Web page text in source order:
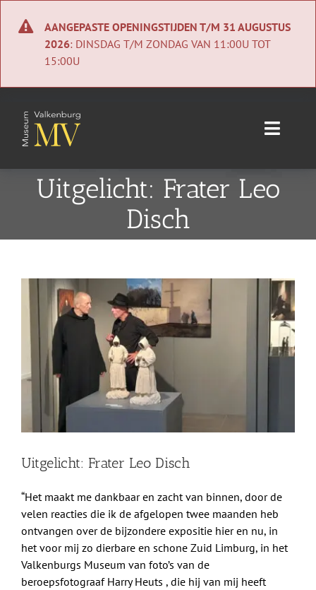
naar
AANGEPASTE OPENINGSTIJDEN T/M 31 AUGUSTUS
2026: DINSDAG T/M ZONDAG VAN 11:00U TOT
15:00U
Toggle
Home
Collectie
Shop
Over Ons
BEZOEK
Uitgelicht: Frater Leo
Disch
Bekijk
grotere
afbeelding
Uitgelicht: Frater Leo Disch
“Het maakt me dankbaar en zacht van binnen, door de
velen reacties die ik de afgelopen twee maanden heb
ontvangen over de bijzondere expositie hier en nu, in
het voor mij zo dierbare en schone Zuid Limburg, in het
Valkenburgs Museum van foto’s van de
beroepsfotograaf Harry Heuts , die hij van mij heeft